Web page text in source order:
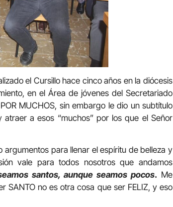
el Cursillo hace cinco años en la diócesis
en el Área de jóvenes del Secretariado
MUCHOS, sin embargo le dio un subtítulo
a esos “muchos” por los que el Señor
para llenar el espíritu de belleza y
vale para todos nosotros que andamos
santos, aunque seamos pocos. Me
SANTO no es otra cosa que ser FELIZ, y eso